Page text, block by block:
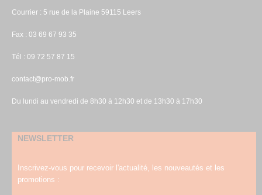
Courrier : 5 rue de la Plaine 59115 Leers
Fax : 03 69 67 93 35
Tél : 09 72 57 87 15
contact@pro-mob.fr
Du lundi au vendredi de 8h30 à 12h30 et de 13h30 à 17h30
NEWSLETTER
Inscrivez-vous pour recevoir l'actualité, les nouveautés et les
promotions :